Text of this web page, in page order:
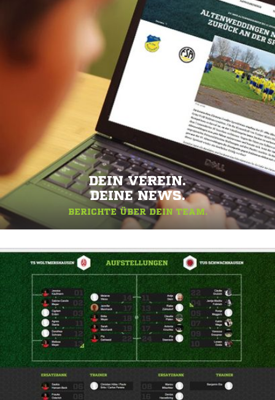
DEIN VEREIN.
DEINE NEWS.
BERICHTE ÜBER DEIN TEAM.